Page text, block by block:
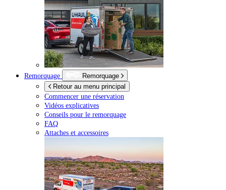
Remorquage
Remorquage
Retour au menu principal
Commencer une réservation
Vidéos explicatives
Conseils pour le remorquage
FAQ
Attaches et accessoires